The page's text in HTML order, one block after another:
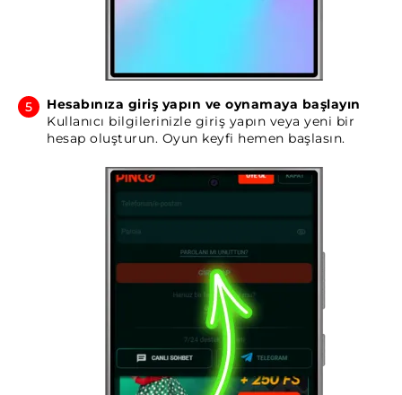
Hesabınıza giriş yapın ve oynamaya başlayın
Kullanıcı bilgilerinizle giriş yapın veya yeni bir
hesap oluşturun. Oyun keyfi hemen başlasın.